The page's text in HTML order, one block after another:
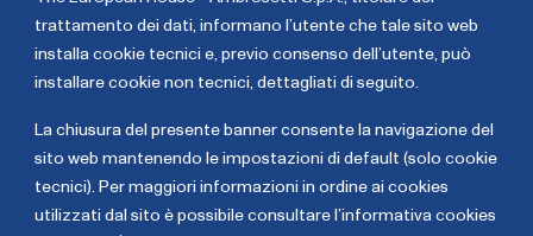
trattamento dei dati, informano l’utente che tale sito web
installa cookie tecnici e, previo consenso dell’utente, può
installare cookie non tecnici, dettagliati di seguito
La chiusura del presente banner consente la navigazione del
sito web mantenendo le impostazioni di default (solo cookie
tecnici). Per maggiori informazioni in ordine ai cookies
utilizzati dal sito è possibile consultare l’informativa cookies
Engineering. Dal 2005 è docente di Marketing e Digital
Marketing presso l’Università & Business School Guido
Carli Luiss di Roma. È membro del Consiglio di
WPP/The European House – Ambrosetti.
Serena
Barbara